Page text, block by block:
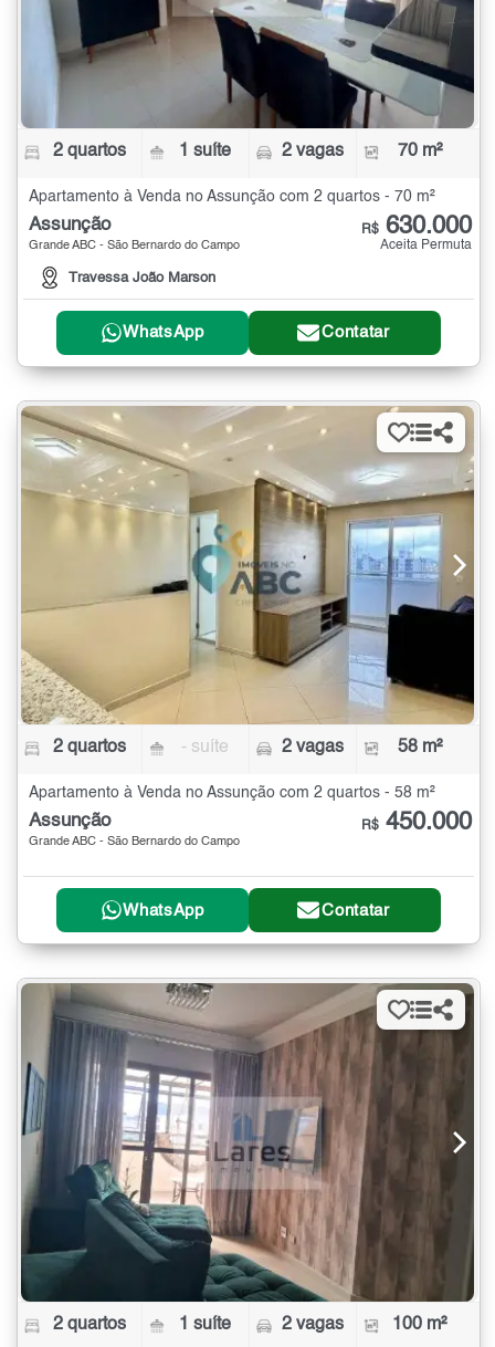
2 quartos 1 suíte 2 vagas 70 m²
Apartamento à Venda no Assunção com 2 quartos - 70 m²
Assunção
Grande ABC - São Bernardo do Campo
Travessa João Marson
R$ 630.000
Aceita Permuta
WhatsApp Contatar
2 quartos - suíte 2 vagas 58 m²
Apartamento à Venda no Assunção com 2 quartos - 58 m²
Assunção
Grande ABC - São Bernardo do Campo
R$ 450.000
WhatsApp Contatar
2 quartos 1 suíte 2 vagas 100 m²